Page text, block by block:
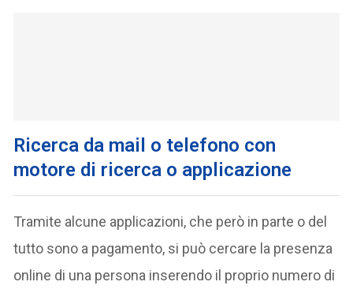
Ricerca da mail o telefono con
motore di ricerca o applicazione
Tramite alcune applicazioni, che però in parte o del
tutto sono a pagamento, si può cercare la presenza
online di una persona inserendo il proprio numero di